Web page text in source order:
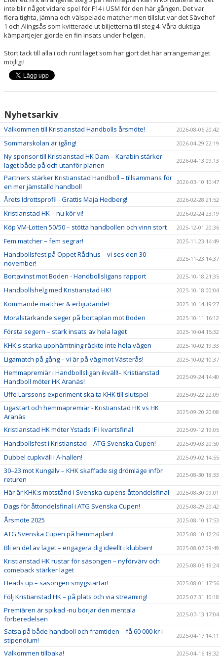
HANDBOLLSSKOLA
PARTNERSKAP
FÖRENINGEN
OM OSS
inte blir något vidare spel för F14 i USM för den här gången. Det var
flera tighta, jämna och välspelade matcher men tillslut var det Sävehof
1 och Alingsås som kvitterade ut biljetterna till steg 4. Våra duktiga
kämpartjejer gjorde en fin insats under helgen.
Stort tack till alla i och runt laget som har gjort det här arrangemanget
möjligt!
Nyhetsarkiv
Välkommen till Kristianstad Handbolls årsmöte! 2026-08-06 20:42
Sommarskolan är igång! 2026-04-29 22:19
Ny sponsor till Kristianstad HK Dam – Karabin stärker
laget både på och utanför planen
2026-04-13 09:13
Partners stärker Kristianstad Handboll – tillsammans för
en mer jämställd handboll
2026-03-10 10:47
Årets Idrottsprofil - Grattis Maja Hedberg! 2026-02-28 21:52
Kristianstad HK – nu kör vi! 2026-02-24 23:19
Köp VM-Lotten 50/50 – stötta handbollen och vinn stort 2025-12-01 20:36
Fem matcher – fem segrar! 2025-11-23 14:49
Handbollsfest på Öppet Rådhus – vi ses den 30
november!
2025-11-23 14:37
Bortavinst mot Boden - Handbollsligans rapport 2025-10-18 21:35
Handbollshelg med Kristianstad HK! 2025-10-18 00:04
Kommande matcher & erbjudande! 2025-10-14 19:27
Moralstärkande seger på bortaplan mot Boden 2025-10-11 16:12
Första segern – stark insats av hela laget 2025-10-04 15:32
KHK:s starka upphämtning räckte inte hela vägen 2025-10-02 19:33
Ligamatch på gång – vi är på väg mot Västerås! 2025-10-02 10:37
Hemmapremiär i Handbollsligan ikväll!– Kristianstad
Handboll möter HK Aranäs!
2025-09-24 14:40
Uffe Larssons experiment ska ta KHK till slutspel 2025-09-22 22:09
Ligastart och hemmapremiär - Kristianstad HK vs HK
Aranäs
2025-09-20 20:08
Kristianstad HK möter Ystads IF i kvartsfinal 2025-09-12 19:05
Handbollsfest i Kristianstad – ATG Svenska Cupen! 2025-09-03 20:50
Dubbel cupkväll i A-hallen! 2025-09-02 14:55
30–23 mot Kungälv – KHK skaffade sig drömläge inför
returen
2025-08-30 18:33
Här är KHK:s motstånd i Svenska cupens åttondelsfinal 2025-08-30 09:01
Dags för åttondelsfinal i ATG Svenska Cupen! 2025-08-29 20:42
Årsmöte 2025 2025-08-10 17:53
ATG Svenska Cupen på hemmaplan! 2025-08-10 12:26
Bli en del av laget – engagera dig ideellt i klubben! 2025-08-07 09:49
Kristianstad HK rustar för säsongen – nyförvärv och
comeback stärker laget
2025-08-05 19:24
Heads up – säsongen smygstartar! 2025-08-01 17:56
Följ Kristianstad HK – på plats och via streaming! 2025-07-31 10:18
Premiären är spikad -nu börjar den mentala
förberedelsen
2025-07-13 17:04
Satsa på både handboll och framtiden – få 60 000 kr i
stipendium!
2025-04-17 14:11
Välkommen tillbaka! 2025-04-16 18:32